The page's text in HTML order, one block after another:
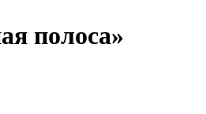
полоса»